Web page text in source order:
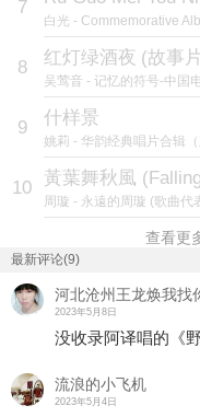
7
白光 - Commemorative
8 红灯绿酒夜 (故事
吴莺音 - 记忆的符号-中国
9 什样景
姚莉 - 华韵经典唱片合辑（
10 黃葉舞秋風
周璇 - 永遠的周璇 (歌曲代
查看更
最新评论(9)
河北沧州王龙焕我找
2023年5月8日
没收录阿译唱的《
流浪的小飞机
2023年5月4日